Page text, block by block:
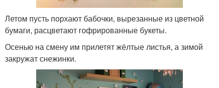
Летом пусть порхают бабочки, вырезанные из цветной
бумаги, расцветают гофрированные букеты.
Осенью на смену им прилетят жёлтые листья, а зимой
закружат снежинки.